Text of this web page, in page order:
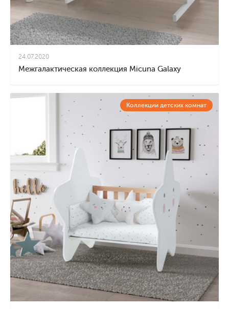
24.07.2020
Межгалактическая коллекция Micuna Galaxy
Коллекции детских комнат